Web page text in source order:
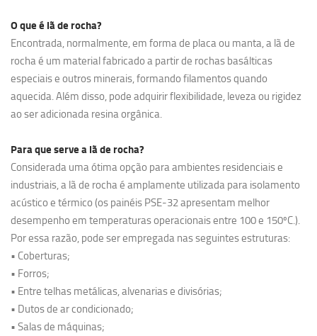
O que é lã de rocha?
Encontrada, normalmente, em forma de placa ou manta, a lã de
rocha é um material fabricado a partir de rochas basálticas
especiais e outros minerais, formando filamentos quando
aquecida. Além disso, pode adquirir flexibilidade, leveza ou rigidez
ao ser adicionada resina orgânica.
Para que serve a lã de rocha?
Considerada uma ótima opção para ambientes residenciais e
industriais, a lã de rocha é amplamente utilizada para isolamento
acústico e térmico (os painéis PSE-32 apresentam melhor
desempenho em temperaturas operacionais entre 100 e 150ºC.).
Por essa razão, pode ser empregada nas seguintes estruturas:
• Coberturas;
• Forros;
• Entre telhas metálicas, alvenarias e divisórias;
• Dutos de ar condicionado;
• Salas de máquinas;